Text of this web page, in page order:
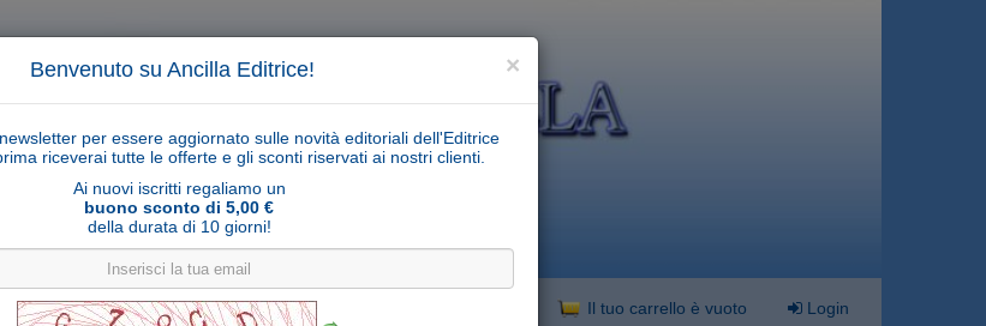
×
Benvenuto su Ancilla Editrice!
per essere aggiornato sulle novità editoriali dell'Editrice
riceverai tutte le offerte e gli sconti riservati ai nostri clienti.
Ai nuovi iscritti regaliamo un
buono sconto di 5,00 €
della durata di 10 giorni!
Cerca Il tuo carrello è vuoto Login